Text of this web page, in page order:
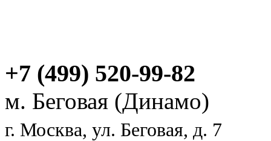
+7 (499) 520-99-82
м. Беговая (Динамо)
г. Москва, ул. Беговая, д. 7